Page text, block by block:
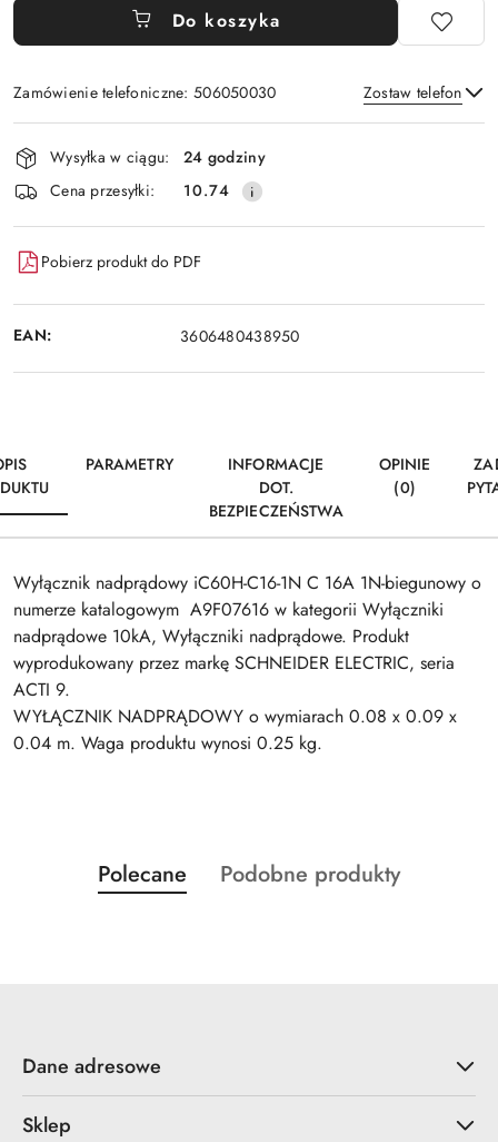
Do koszyka
Zamówienie telefoniczne: 506050030 Zostaw telefon
Wyślij
Dostępność
i
dostawa
Wysyłka w ciągu:
24 godziny
Cena przesyłki:
10.74
Pobierz produkt do PDF
EAN: 3606480438950
PARAMETRY
INFORMACJE
DOT.
BEZPIECZEŃSTWA
OPINIE
(0)
Wyłącznik nadprądowy iC60H-C16-1N C 16A 1N-biegunowy o
numerze katalogowym A9F07616 w kategorii Wyłączniki
nadprądowe 10kA, Wyłączniki nadprądowe. Produkt
wyprodukowany przez markę SCHNEIDER ELECTRIC, seria
ACTI 9.
WYŁĄCZNIK NADPRĄDOWY o wymiarach 0.08 x 0.09 x
0.04 m. Waga produktu wynosi 0.25 kg.
Pomiń karuzelę produktów
Produkty
o
Polecane
Produkty
Podobne produkty
Dane adresowe
Sklep